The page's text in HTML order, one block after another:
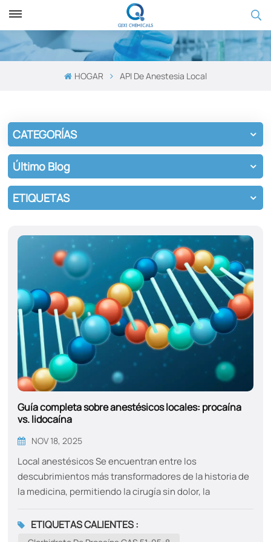
HOGAR API De Anestesia Local
CATEGORÍAS
Último Blog
ETIQUETAS
Guía completa sobre anestésicos locales: procaína
vs. lidocaína
NOV 18, 2025
Local anestésicos Se encuentran entre los
descubrimientos más transformadores de la historia de
la medicina, permitiendo la cirugía sin dolor, la
diagnósticos. Entre los numerosos agentes
desarrollados, dos nombres se destacan como pilares
ETIQUETAS CALIENTES :